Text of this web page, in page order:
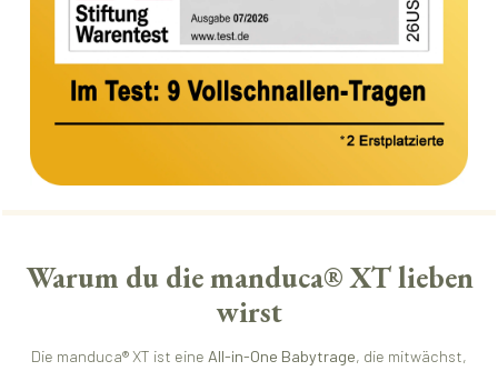
Warum du die manduca® XT lieben
wirst
Die manduca® XT ist eine All-in-One Babytrage, die mitwächst,